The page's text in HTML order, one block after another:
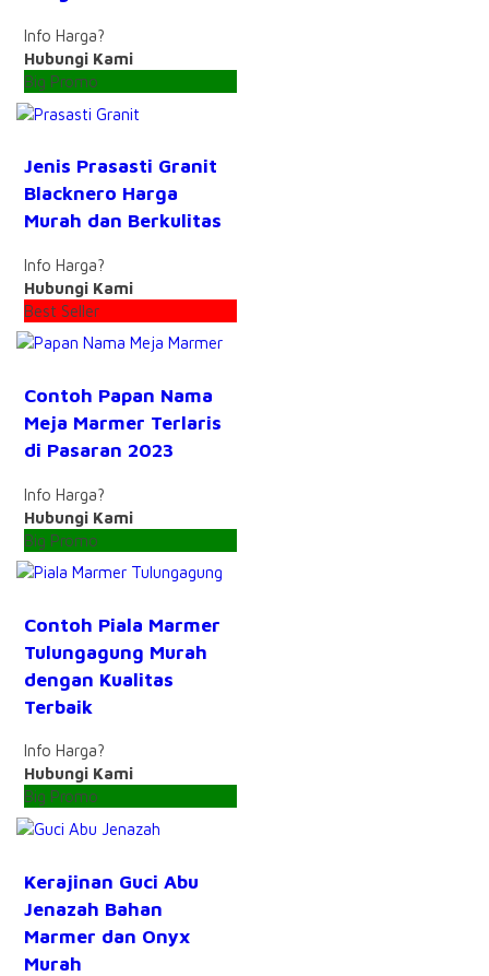
Info Harga?
Hubungi Kami
Big Promo
Jenis Prasasti Granit
Blacknero Harga
Murah dan Berkulitas
Info Harga?
Hubungi Kami
Best Seller
Contoh Papan Nama
Meja Marmer Terlaris
di Pasaran 2023
Info Harga?
Hubungi Kami
Big Promo
Contoh Piala Marmer
Tulungagung Murah
dengan Kualitas
Terbaik
Info Harga?
Hubungi Kami
Big Promo
Kerajinan Guci Abu
Jenazah Bahan
Marmer dan Onyx
Murah